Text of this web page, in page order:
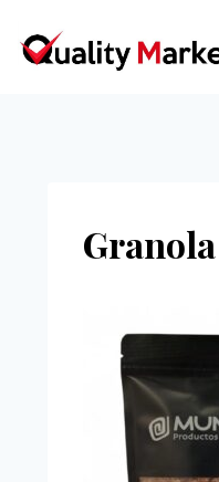
contenido